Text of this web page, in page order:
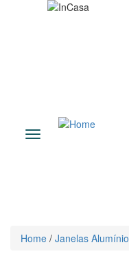
Toggle
Home / Janelas Alumínio